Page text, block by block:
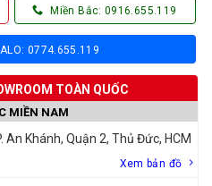
Miền Bắc: 0916.655.119
0774.655.119
TOÀN QUỐC
MIỀN NAM
An Khánh, Quận 2, Thủ Đức, HCM
Xem bản đồ